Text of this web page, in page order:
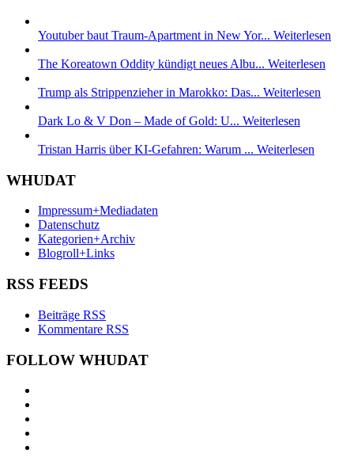
Youtuber baut Traum-Apartment in New Yor... Weiterlesen
The Koreatown Oddity kündigt neues Albu... Weiterlesen
Trump als Strippenzieher in Marokko: Das... Weiterlesen
Dark Lo & V Don – Made of Gold: U... Weiterlesen
Tristan Harris über KI-Gefahren: Warum ... Weiterlesen
WHUDAT
Impressum+Mediadaten
Datenschutz
Kategorien+Archiv
Blogroll+Links
RSS FEEDS
Beiträge RSS
Kommentare RSS
FOLLOW WHUDAT